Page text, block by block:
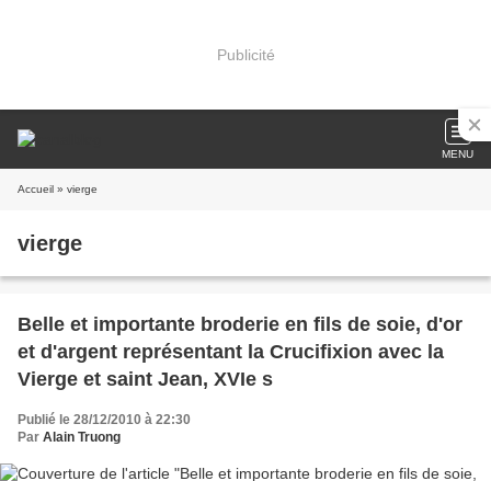
Publicité
MENU
Accueil » vierge
vierge
Belle et importante broderie en fils de soie, d'or
et d'argent représentant la Crucifixion avec la
Vierge et saint Jean, XVIe s
Publié le 28/12/2010 à 22:30
Par Alain Truong